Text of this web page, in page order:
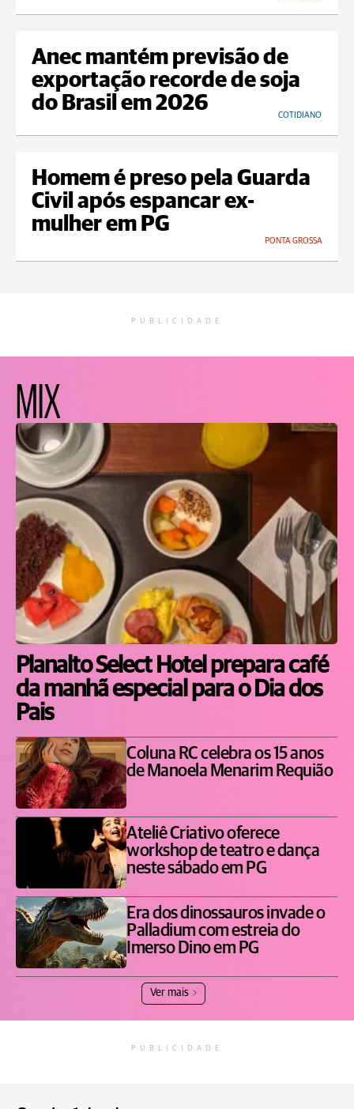
Anec mantém previsão de
exportação recorde de soja
do Brasil em 2026
COTIDIANO
Homem é preso pela Guarda
Civil após espancar ex-
mulher em PG
PONTA GROSSA
PUBLICIDADE
MIX
Planalto Select Hotel prepara café
da manhã especial para o Dia dos
Pais
Coluna RC celebra os 15 anos
de Manoela Menarim Requião
Ateliê Criativo oferece
workshop de teatro e dança
neste sábado em PG
Era dos dinossauros invade o
Palladium com estreia do
Imerso Dino em PG
Ver mais
PUBLICIDADE